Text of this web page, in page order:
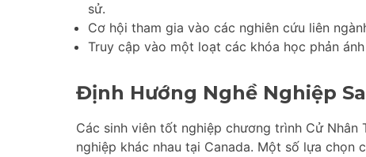
sử.
Cơ hội tham gia vào các nghiên cứu liên
Truy cập vào một loạt các khóa học phản
Định Hướng Nghề Nghiệp
Các sinh viên tốt nghiệp chương trình Cử
nghiệp khác nhau tại Canada. Một số lựa chọn